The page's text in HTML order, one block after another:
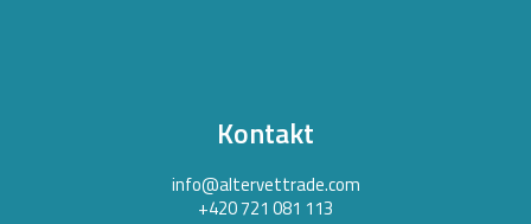
Kontakt
info@altervettrade.com
+420 721 081 113